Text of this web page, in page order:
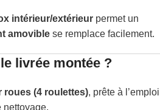
intérieur/extérieur permet un
amovible se remplace facilement.
livrée montée ?
roues (4 roulettes), prête à l’emploi
nettoyage.